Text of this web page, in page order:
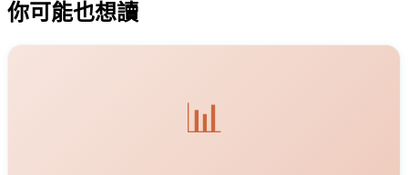
你可能也想讀
📊